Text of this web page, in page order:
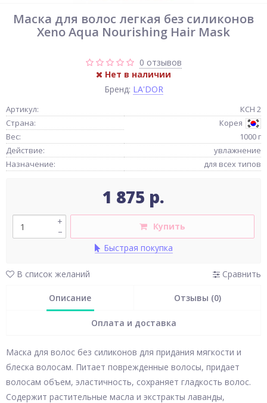
Маска для волос легкая без силиконов
Xeno Aqua Nourishing Hair Mask
0 отзывов
Нет в наличии
Бренд: LA'DOR
Артикул:
КСН 2
Страна:
Корея
Вес:
1000 г
Действие:
увлажнение
Назначение:
для всех типов
1 875 р.
–
+
Купить
Быстрая покупка
В список желаний Сравнить
Описание Отзывы (0)
Оплата и доставка
Маска для волос без силиконов для придания мягкости и
блеска волосам. Питает поврежденные волосы, придает
волосам объем, эластичность, сохраняет гладкость волос.
Содержит растительные масла и экстракты лаванды,